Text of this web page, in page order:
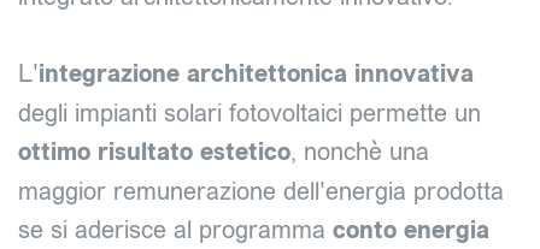
L'integrazione architettonica innovativa
degli impianti solari fotovoltaici permette un
ottimo risultato estetico, nonchè una
maggior remunerazione dell'energia prodotta
se si aderisce al programma conto energia